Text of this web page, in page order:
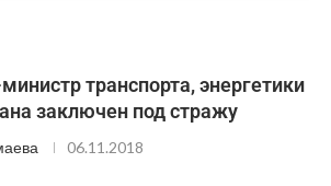
транспорта, энергетики
заключен под стражу
06.11.2018